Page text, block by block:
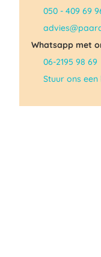
050 - 409 69
Whatsapp met
06-2195 98 69
Stuur ons